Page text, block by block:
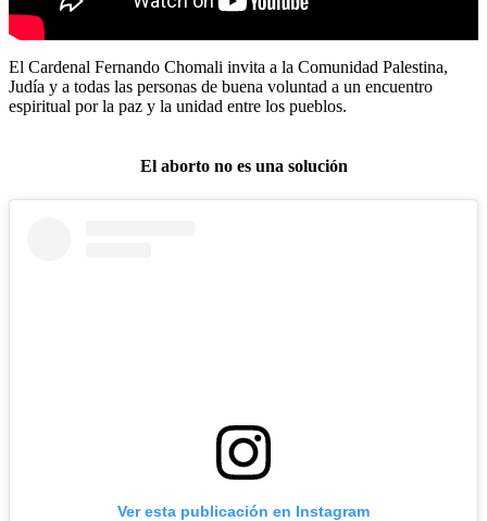
El Cardenal Fernando Chomali invita a la Comunidad Palestina,
Judía y a todas las personas de buena voluntad a un encuentro
espiritual por la paz y la unidad entre los pueblos.
El aborto no es una solución
Ver esta publicación en Instagram